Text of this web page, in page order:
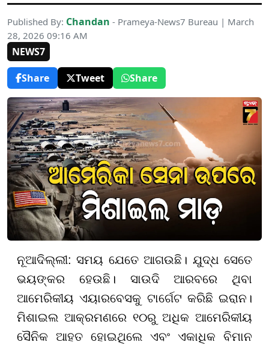
Published By: Chandan - Prameya-News7 Bureau | March
28, 2026 09:16 AM
NEWS7
Share
Tweet Share
ନୂଆଦିଲ୍ଲୀ: ସମୟ ଯେତେ ଆଗଉଛି। ଯୁଦ୍ଧ ସେତେ
ଭୟଙ୍କର ହେଉଛି। ସାଉଦି ଆରବରେ ଥିବା
ଆମେରିକୀୟ ଏୟାରବେସକୁ ଟାର୍ଗେଟ କରିଛି ଇରାନ।
ମିଶାଇଲ ଆକ୍ରମଣରେ ୧୦ରୁ ଅଧିକ ଆମେରିକୀୟ
ସୈନିକ ଆହତ ହୋଇଥିଲେ ଏବଂ ଏକାଧିକ ବିମାନ